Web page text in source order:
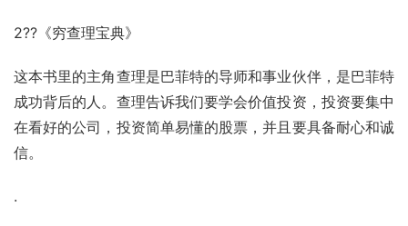
2??《穷查理宝典》
这本书里的主角查理是巴菲特的导师和事业伙伴，是巴菲特
成功背后的人。查理告诉我们要学会价值投资，投资要集中
在看好的公司，投资简单易懂的股票，并且要具备耐心和诚
信。
.